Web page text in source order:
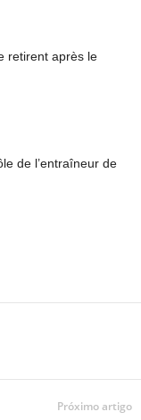
retirent après le
de l’entraîneur de
Próximo artigo